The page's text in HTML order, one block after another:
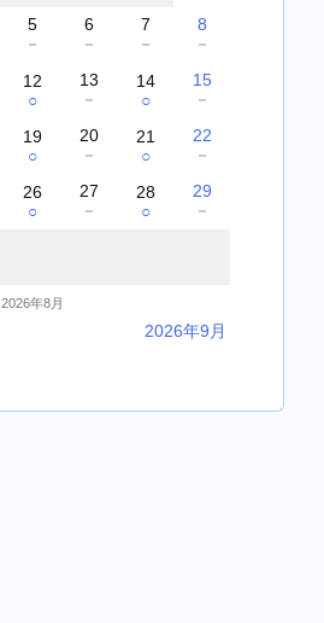
2026年8月
5
－
6
－
7
－
8
－
12
○
13
－
14
○
15
－
19
○
20
－
21
○
22
－
26
○
27
－
28
○
29
－
2026年9月